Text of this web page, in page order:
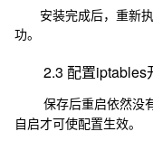
安装完成后，重新执
功。
2.3 配置iptables
保存后重启依然没
自启才可使配置生效。